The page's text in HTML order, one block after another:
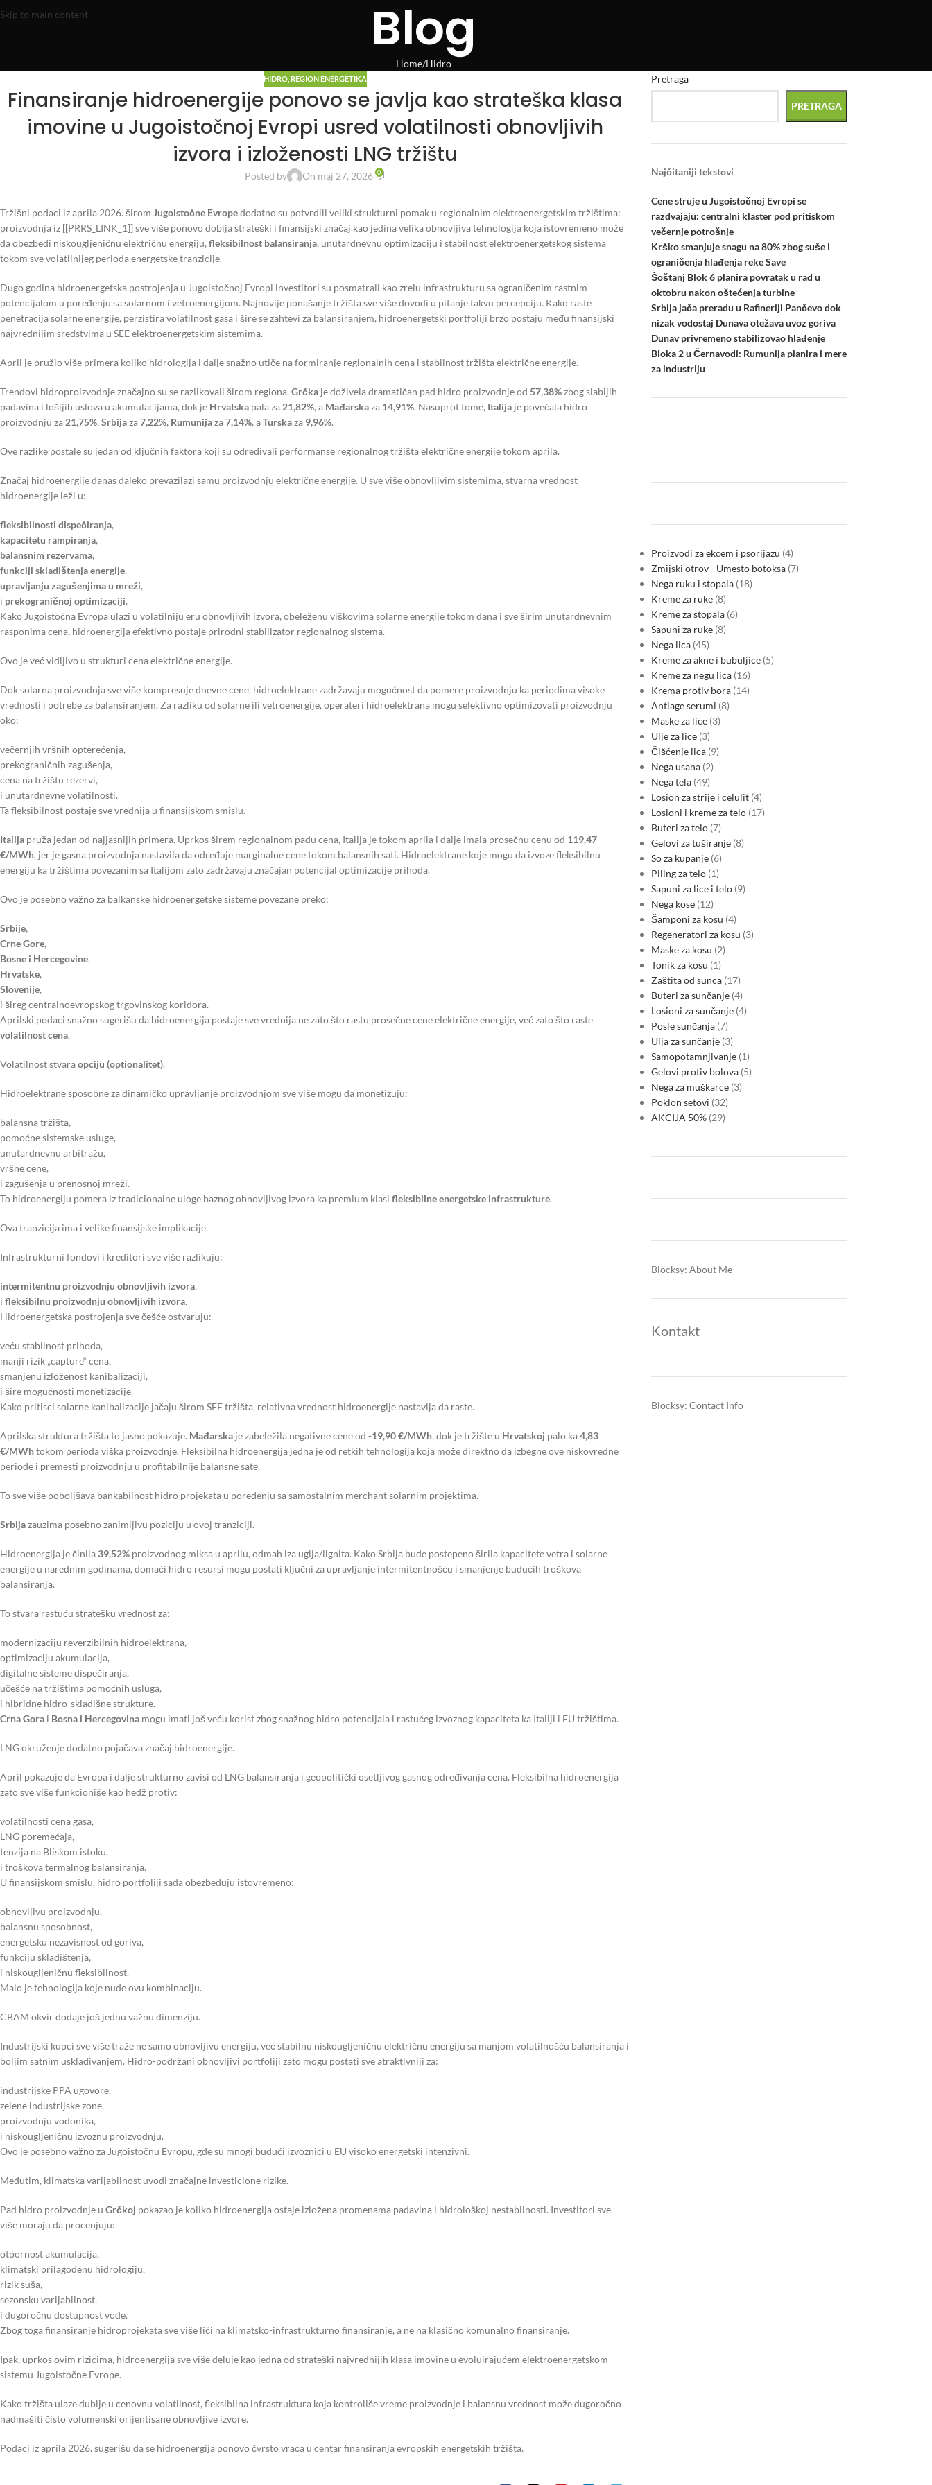
Skip to main content Blog
Home Hidro
HIDRO, REGION ENERGETIKA
Finansiranje hidroenergije ponovo se javlja kao strateška klasa
imovine u Jugoistočnoj Evropi usred volatilnosti obnovljivih
izvora i izloženosti LNG tržištu
Posted by On maj 27, 2026 0
Tržišni podaci iz aprila 2026. širom Jugoistočne Evropedodatno su potvrdili veliki strukturni pomak u regionalnim elektroenergetskim tržištima:
proizvodnja iz [[PRRS_LINK_1]] sve više ponovo dobija strateški i finansijski značaj kao jedina velika obnovljiva tehnologija koja istovremeno može
da obezbedi niskougljeničnu električnu energiju, fleksibilnost balansiranja, unutardnevnu optimizaciju i stabilnost elektroenergetskog sistema
tokom sve volatilnijeg perioda energetske tranzicije.
Dugo godina hidroenergetska postrojenja u Jugoistočnoj Evropi investitori su posmatrali kao zrelu infrastrukturu sa ograničenim rastnim
potencijalom u poređenju sa solarnom i vetroenergijom. Najnovije ponašanje tržišta sve više dovodi u pitanje takvu percepciju. Kako raste
penetracija solarne energije, perzistira volatilnost gasa i šire se zahtevi za balansiranjem, hidroenergetski portfoliji brzo postaju među finansijski
najvrednijim sredstvima u SEE elektroenergetskim sistemima.
April je pružio više primera koliko hidrologija i dalje snažno utiče na formiranje regionalnih cena i stabilnost tržišta električne energije.
Trendovi hidroproizvodnje značajno su se razlikovali širom regiona. Grčka je doživela dramatičan pad hidro proizvodnje od 57,38%zbog slabijih
padavina i lošijih uslova u akumulacijama, dok je Hrvatska pala za 21,82%, a Mađarskaza 14,91%. Nasuprot tome, Italija je povećala hidro
proizvodnju za 21,75%, Srbijaza7,22%, Rumunijaza7,14%, aTurskaza 9,96%.
Ove razlike postale su jedan od ključnih faktora koji su određivali performanse regionalnog tržišta električne energije tokom aprila.
Značaj hidroenergije danas daleko prevazilazi samu proizvodnju električne energije. U sve više obnovljivim sistemima, stvarna vrednost
hidroenergije leži u:
fleksibilnosti dispečiranja,
kapacitetu rampiranja,
balansnim rezervama,
funkciji skladištenja energije,
upravljanju zagušenjima u mreži,
i prekograničnoj optimizaciji.
Kako Jugoistočna Evropa ulazi u volatilniju eru obnovljivih izvora, obeleženu viškovima solarne energije tokom dana i sve širim unutardnevnim
rasponima cena, hidroenergija efektivno postaje prirodni stabilizator regionalnog sistema.
Ovo je već vidljivo u strukturi cena električne energije.
Dok solarna proizvodnja sve više kompresuje dnevne cene, hidroelektrane zadržavaju mogućnost da pomere proizvodnju ka periodima visoke
vrednosti i potrebe za balansiranjem. Za razliku od solarne ili vetroenergije, operateri hidroelektrana mogu selektivno optimizovati proizvodnju
oko:
večernjih vršnih opterećenja,
prekograničnih zagušenja,
cena na tržištu rezervi,
i unutardnevne volatilnosti.
Ta fleksibilnost postaje sve vrednija u finansijskom smislu.
Italija pruža jedan od najjasnijih primera. Uprkos širem regionalnom padu cena, Italija je tokom aprila i dalje imala prosečnu cenu od 119,47
€/MWh, jer je gasna proizvodnja nastavila da određuje marginalne cene tokom balansnih sati. Hidroelektrane koje mogu da izvoze fleksibilnu
energiju ka tržištima povezanim sa Italijom zato zadržavaju značajan potencijal optimizacije prihoda.
Ovo je posebno važno za balkanske hidroenergetske sisteme povezane preko:
Srbije,
Crne Gore,
Bosne i Hercegovine,
Hrvatske,
Slovenije,
i šireg centralnoevropskog trgovinskog koridora.
Aprilski podaci snažno sugerišu da hidroenergija postaje sve vrednija ne zato što rastu prosečne cene električne energije, već zato što raste
volatilnost cena.
Volatilnost stvaraopciju (optionalitet).
Hidroelektrane sposobne za dinamičko upravljanje proizvodnjom sve više mogu da monetizuju:
balansna tržišta,
pomoćne sistemske usluge,
unutardnevnu arbitražu,
vršne cene,
i zagušenja u prenosnoj mreži.
To hidroenergiju pomera iz tradicionalne uloge baznog obnovljivog izvora ka premium klasi fleksibilne energetske infrastrukture.
Ova tranzicija ima i velike finansijske implikacije.
Infrastrukturni fondovi i kreditori sve više razlikuju:
intermitentnu proizvodnju obnovljivih izvora,
i fleksibilnu proizvodnju obnovljivih izvora.
Hidroenergetska postrojenja sve češće ostvaruju:
veću stabilnost prihoda,
manji rizik „capture“ cena,
smanjenu izloženost kanibalizaciji,
i šire mogućnosti monetizacije.
Kako pritisci solarne kanibalizacije jačaju širom SEE tržišta, relativna vrednost hidroenergije nastavlja da raste.
Aprilska struktura tržišta to jasno pokazuje. Mađarska je zabeležila negativne cene od -19,90 €/MWh, dok je tržište u Hrvatskoj palo ka4,83
€/MWhtokom perioda viška proizvodnje. Fleksibilna hidroenergija jedna je od retkih tehnologija koja može direktno da izbegne ove niskovredne
periode i premesti proizvodnju u profitabilnije balansne sate.
To sve više poboljšava bankabilnost hidro projekata u poređenju sa samostalnim merchant solarnim projektima.
Srbijazauzima posebno zanimljivu poziciju u ovoj tranziciji.
Hidroenergija je činila39,52% proizvodnog miksa u aprilu, odmah iza uglja/lignita. Kako Srbija bude postepeno širila kapacitete vetra i solarne
energije u narednim godinama, domaći hidro resursi mogu postati ključni za upravljanje intermitentnošću i smanjenje budućih troškova
balansiranja.
To stvara rastuću stratešku vrednost za:
modernizaciju reverzibilnih hidroelektrana,
optimizaciju akumulacija,
digitalne sisteme dispečiranja,
učešće na tržištima pomoćnih usluga,
i hibridne hidro-skladišne strukture.
Crna Gora i Bosna i Hercegovina mogu imati još veću korist zbog snažnog hidro potencijala i rastućeg izvoznog kapaciteta ka Italiji i EU tržištima.
LNG okruženje dodatno pojačava značaj hidroenergije.
April pokazuje da Evropa i dalje strukturno zavisi od LNG balansiranja i geopolitički osetljivog gasnog određivanja cena. Fleksibilna hidroenergija
zato sve više funkcioniše kao hedž protiv:
volatilnosti cena gasa,
LNG poremećaja,
tenzija na Bliskom istoku,
i troškova termalnog balansiranja.
U finansijskom smislu, hidro portfoliji sada obezbeđuju istovremeno:
obnovljivu proizvodnju,
balansnu sposobnost,
energetsku nezavisnost od goriva,
funkciju skladištenja,
i niskougljeničnu fleksibilnost.
Malo je tehnologija koje nude ovu kombinaciju.
CBAM okvir dodaje još jednu važnu dimenziju.
Industrijski kupci sve više traže ne samo obnovljivu energiju, već stabilnu niskougljeničnu električnu energiju sa manjom volatilnošću balansiranja i
boljim satnim usklađivanjem. Hidro-podržani obnovljivi portfoliji zato mogu postati sve atraktivniji za:
industrijske PPA ugovore,
zelene industrijske zone,
proizvodnju vodonika,
i niskougljeničnu izvoznu proizvodnju.
Ovo je posebno važno za Jugoistočnu Evropu, gde su mnogi budući izvoznici u EU visoko energetski intenzivni.
Međutim, klimatska varijabilnost uvodi značajne investicione rizike.
Pad hidro proizvodnje u Grčkoj pokazao je koliko hidroenergija ostaje izložena promenama padavina i hidrološkoj nestabilnosti. Investitori sve
više moraju da procenjuju:
otpornost akumulacija,
klimatski prilagođenu hidrologiju,
rizik suša,
sezonsku varijabilnost,
i dugoročnu dostupnost vode.
Zbog toga finansiranje hidroprojekata sve više liči na klimatsko-infrastrukturno finansiranje, a ne na klasično komunalno finansiranje.
Ipak, uprkos ovim rizicima, hidroenergija sve više deluje kao jedna od strateški najvrednijih klasa imovine u evoluirajućem elektroenergetskom
sistemu Jugoistočne Evrope.
Kako tržišta ulaze dublje u cenovnu volatilnost, fleksibilna infrastruktura koja kontroliše vreme proizvodnje i balansnu vrednost može dugoročno
nadmašiti čisto volumenski orijentisane obnovljive izvore.
Podaci iz aprila 2026. sugerišu da se hidroenergija ponovo čvrsto vraća u centar finansiranja evropskih energetskih tržišta.
Pretraga
PRETRAGA
Najčitaniji tekstovi
Cene struje u Jugoistočnoj Evropi se
razdvajaju: centralni klaster pod pritiskom
večernje potrošnje
Krško smanjuje snagu na 80% zbog suše i
ograničenja hlađenja reke Save
Šoštanj Blok 6 planira povratak u rad u
oktobru nakon oštećenja turbine
Srbija jača preradu u Rafineriji Pančevo dok
nizak vodostaj Dunava otežava uvoz goriva
Dunav privremeno stabilizovao hlađenje
Bloka 2 u Černavodi: Rumunija planira i mere
za industriju
Proizvodi za ekcem i psorijazu 4
Zmijski otrov - Umesto botoksa 7
Nega ruku i stopala 18
Kreme za ruke 8
Kreme za stopala 6
Sapuni za ruke 8
Nega lica 45
Kreme za akne i bubuljice 5
Kreme za negu lica 16
Krema protiv bora 14
Antiage serumi 8
Maske za lice 3
Ulje za lice 3
Čišćenje lica 9
Nega usana 2
Nega tela 49
Losion za strije i celulit 4
Losioni i kreme za telo 17
Buteri za telo 7
Gelovi za tuširanje 8
So za kupanje 6
Piling za telo 1
Sapuni za lice i telo 9
Nega kose 12
Šamponi za kosu 4
Regeneratori za kosu 3
Maske za kosu 2
Tonik za kosu 1
Zaštita od sunca 17
Buteri za sunčanje 4
Losioni za sunčanje 4
Posle sunčanja 7
Ulja za sunčanje 3
Samopotamnjivanje 1
Gelovi protiv bolova 5
Nega za muškarce 3
Poklon setovi 32
AKCIJA 50% 29
Blocksy: About Me
Kontakt
Blocksy: Contact Info